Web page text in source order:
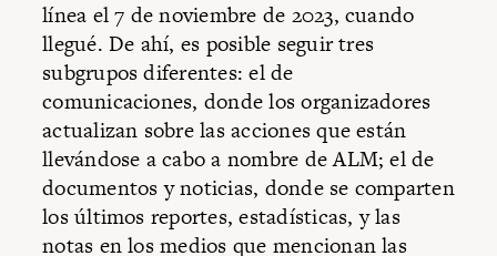
línea el 7 de noviembre de 2023, cuando
llegué. De ahí, es posible seguir tres
subgrupos diferentes: el de
comunicaciones, donde los organizadores
actualizan sobre las acciones que están
llevándose a cabo a nombre de ALM; el de
documentos y noticias, donde se comparten
los últimos reportes, estadísticas, y las
notas en los medios que mencionan las